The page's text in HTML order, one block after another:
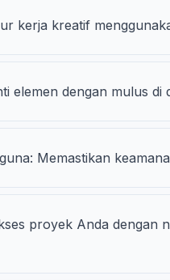
kerja kreatif
elemen dengan mulus
Memastikan
proyek Anda